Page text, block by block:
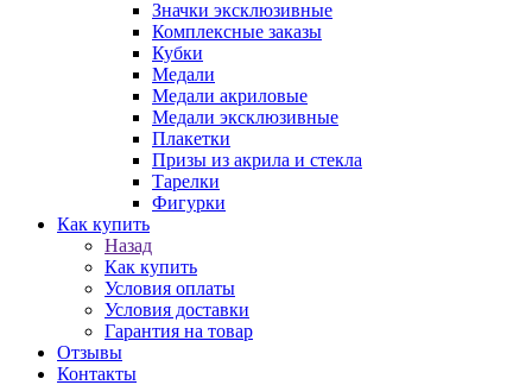
Значки эксклюзивные
Комплексные заказы
Кубки
Медали
Медали акриловые
Медали эксклюзивные
Плакетки
Призы из акрила и стекла
Тарелки
Фигурки
Как купить
Назад
Как купить
Условия оплаты
Условия доставки
Гарантия на товар
Отзывы
Контакты